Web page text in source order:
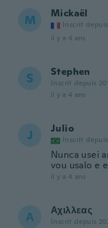
M Mickaël
Inscrit
il y a 4 ans
S Stephen
Inscrit depuis
il y a 4 ans
J Julio
Inscrit
Nunca usei
vou usalo e
il y a 4 ans
Α Αχιλλεας
Inscrit depuis